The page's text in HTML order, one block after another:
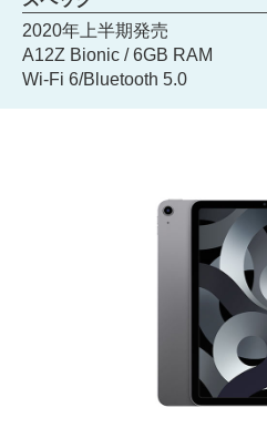
2020年上半期発売
A12Z Bionic / 6GB RAM
Wi-Fi 6/Bluetooth 5.0